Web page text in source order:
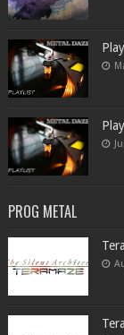
PROG METAL